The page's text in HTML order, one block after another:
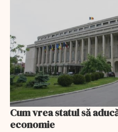
Cum vrea statul să
economie